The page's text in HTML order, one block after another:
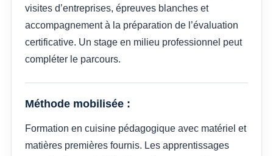
visites d’entreprises, épreuves blanches et
accompagnement à la préparation de l’évaluation
certificative. Un stage en milieu professionnel peut
compléter le parcours.
Méthode mobilisée :
Formation en cuisine pédagogique avec matériel et
matières premières fournis. Les apprentissages